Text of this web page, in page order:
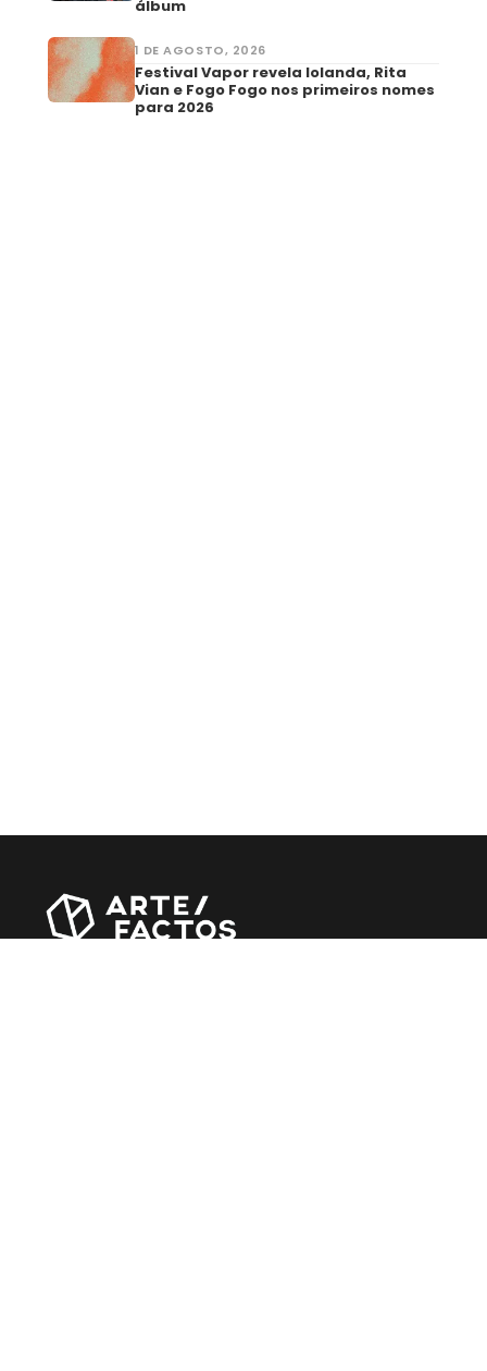
álbum
1 DE AGOSTO, 2026
Festival Vapor revela Iolanda, Rita
Vian e Fogo Fogo nos primeiros nomes
para 2026